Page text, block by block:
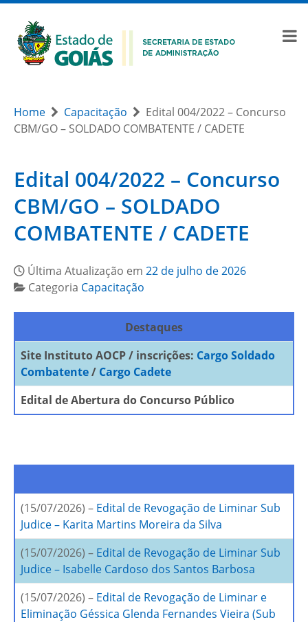
Home Capacitação
Edital 004/2022 – Concurso
CBM/GO – SOLDADO COMBATENTE / CADETE
Edital 004/2022 – Concurso
CBM/GO – SOLDADO
COMBATENTE / CADETE
Última Atualização em 22 de julho de 2026
Categoria Capacitação
Destaques
Site Instituto AOCP / inscrições: Cargo Soldado
Combatente/ Cargo Cadete
Edital de Abertura do Concurso Público
(15/07/2026) – Edital de Revogação de Liminar Sub
Judice – Karita Martins Moreira da Silva
(15/07/2026) – Edital de Revogação de Liminar Sub
Judice – Isabelle Cardoso dos Santos Barbosa
(15/07/2026) – Edital de Revogação de Liminar e
Eliminação Géssica Glenda Fernandes Vieira (Sub